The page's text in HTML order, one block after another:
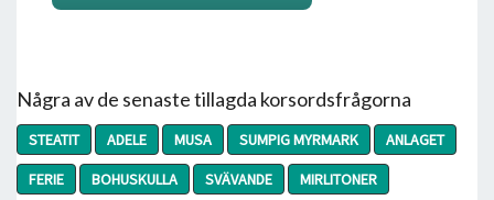
Några av de senaste tillagda korsordsfrågorna
STEATIT ADELE MUSA SUMPIG MYRMARK
ANLAGET
FERIE
BOHUSKULLA SVÄVANDE
MIRLITONER